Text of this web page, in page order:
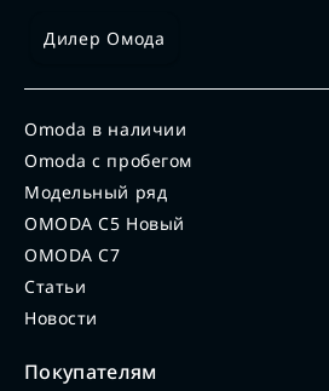
Дилер Омода
Omoda в наличии
Omoda с пробегом
Модельный ряд
OMODA C5 Новый
OMODA C7
Статьи
Новости
Покупателям